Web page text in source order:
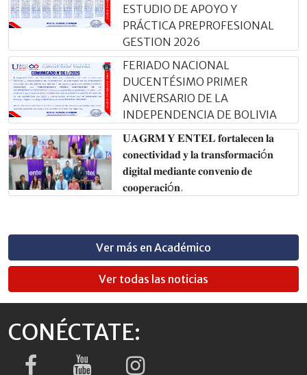
ESTUDIO DE APOYO Y
PRÁCTICA PREPROFESIONAL
GESTION 2026
FERIADO NACIONAL
DUCENTÉSIMO PRIMER
ANIVERSARIO DE LA
INDEPENDENCIA DE BOLIVIA
𝐔𝐀𝐆𝐑𝐌 𝐘 𝐄𝐍𝐓𝐄𝐋 𝐟𝐨𝐫𝐭𝐚𝐥𝐞𝐜𝐞𝐧 𝐥𝐚
𝐜𝐨𝐧𝐞𝐜𝐭𝐢𝐯𝐢𝐝𝐚𝐝 𝐲 𝐥𝐚 𝐭𝐫𝐚𝐧𝐬𝐟𝐨𝐫𝐦𝐚𝐜𝐢ó𝐧
𝐝𝐢𝐠𝐢𝐭𝐚𝐥 𝐦𝐞𝐝𝐢𝐚𝐧𝐭𝐞 𝐜𝐨𝐧𝐯𝐞𝐧𝐢𝐨 𝐝𝐞
𝐜𝐨𝐨𝐩𝐞𝐫𝐚𝐜𝐢ó𝐧.
Ver más en Académico
Ver todas las noticias
CONÉCTATE: